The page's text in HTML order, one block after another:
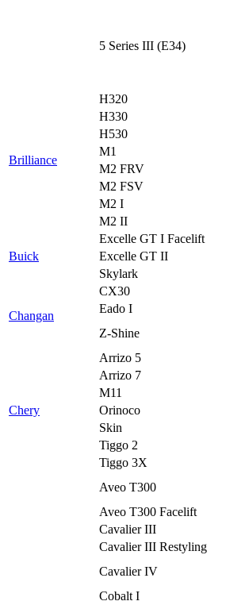
5 Series III (E34)
Brilliance
H320
H330
H530
M1
M2 FRV
M2 FSV
M2 I
M2 II
Buick
Excelle GT I Facelift
Excelle GT II
Skylark
Changan
CX30
Eado I
Z-Shine
Chery
Arrizo 5
Arrizo 7
M11
Orinoco
Skin
Tiggo 2
Tiggo 3X
Aveo T300
Aveo T300 Facelift
Cavalier III
Cavalier III Restyling
Cavalier IV
Cobalt I